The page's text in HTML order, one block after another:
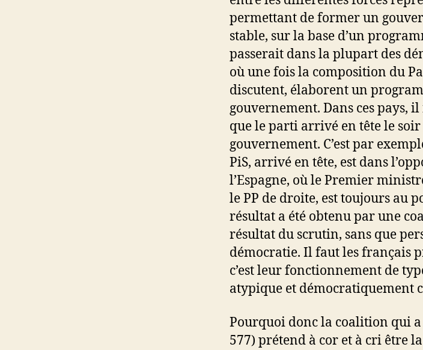
permettant de former un
stable, sur la base d’un
passerait dans la plupart des
où une fois la composition du
discutent, élaborent un
gouvernement. Dans ces pays, il
que le parti arrivé en tête le
gouvernement. C’est par
PiS, arrivé en tête, est dans
l’Espagne, où le Premier
le PP de droite, est toujours au
résultat a été obtenu par une
résultat du scrutin, sans que
démocratie. Il faut les français
c’est leur fonctionnement de
atypique et démocratiquement
Pourquoi donc la coalition qui a
577) prétend à cor et à cri être